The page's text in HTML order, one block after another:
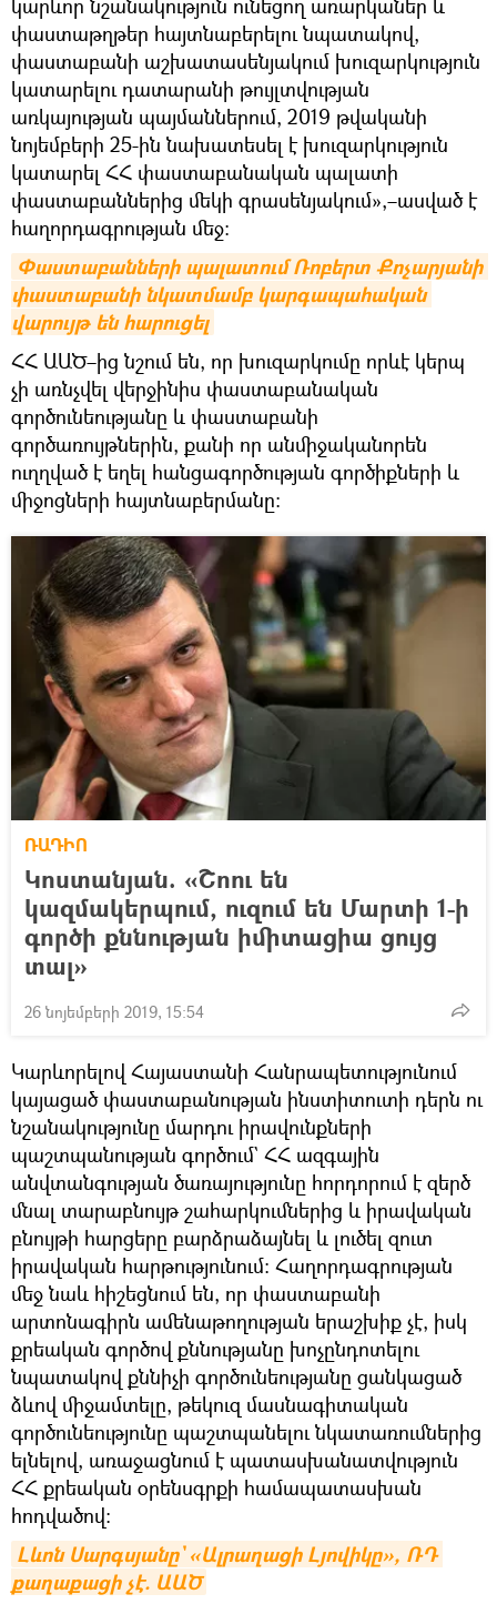
կարևոր նշանակություն ունեցող առարկաներ և
փաստաթղթեր հայտնաբերելու նպատակով,
փաստաբանի աշխատասենյակում խուզարկություն
կատարելու դատարանի թույլտվության
առկայության պայմաններում, 2019 թվականի
նոյեմբերի 25-ին նախատեսել է խուզարկություն
կատարել ՀՀ փաստաբանական պալատի
փաստաբաններից մեկի գրասենյակում»,–ասված է
հաղորդագրության մեջ։
Փաստաբանների պալատում Ռոբերտ Քոչարյանի
փաստաբանի նկատմամբ կարգապահական
վարույթ են հարուցել
ՀՀ ԱԱԾ–ից նշում են, որ խուզարկումը որևէ կերպ
չի առնչվել վերջինիս փաստաբանական
գործունեությանը և փաստաբանի
գործառույթներին, քանի որ անմիջականորեն
ուղղված է եղել հանցագործության գործիքների և
միջոցների հայտնաբերմանը։
ՌԱԴԻՈ
Կոստանյան. «Շոու են
կազմակերպում, ուզում են Մարտի 1-ի
գործի քննության իմիտացիա ցույց
տալ»
26 նոյեմբերի 2019, 15:54
Կարևորելով Հայաստանի Հանրապետությունում
կայացած փաստաբանության ինստիտուտի դերն ու
նշանակությունը մարդու իրավունքների
պաշտպանության գործում` ՀՀ ազգային
անվտանգության ծառայությունը հորդորում է զերծ
մնալ տարաբնույթ շահարկումներից և իրավական
բնույթի հարցերը բարձրաձայնել և լուծել զուտ
իրավական հարթությունում։ Հաղորդագրության
մեջ նաև հիշեցնում են, որ փաստաբանի
արտոնագիրն ամենաթողության երաշխիք չէ, իսկ
քրեական գործով քննությանը խոչընդոտելու
նպատակով քննիչի գործունեությանը ցանկացած
ձևով միջամտելը, թեկուզ մասնագիտական
գործունեությունը պաշտպանելու նկատառումներից
ելնելով, առաջացնում է պատասխանատվություն
ՀՀ քրեական օրենսգրքի համապատասխան
հոդվածով:
Լևոն Սարգսյանը` «Ալրաղացի Լյովիկը», ՌԴ
քաղաքացի չէ. ԱԱԾ